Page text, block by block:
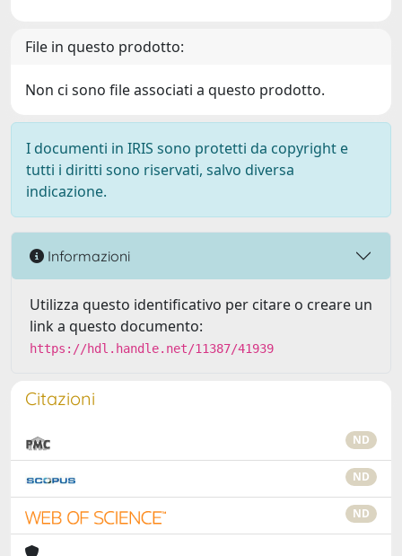
File in questo prodotto:
Non ci sono file associati a questo prodotto.
I documenti in IRIS sono protetti da copyright e
tutti i diritti sono riservati, salvo diversa
indicazione.
Informazioni
Utilizza questo identificativo per citare o creare un
link a questo documento:
https://hdl.handle.net/11387/41939
Citazioni
ND
ND
ND